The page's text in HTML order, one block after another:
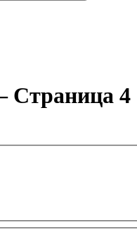
Страница 4